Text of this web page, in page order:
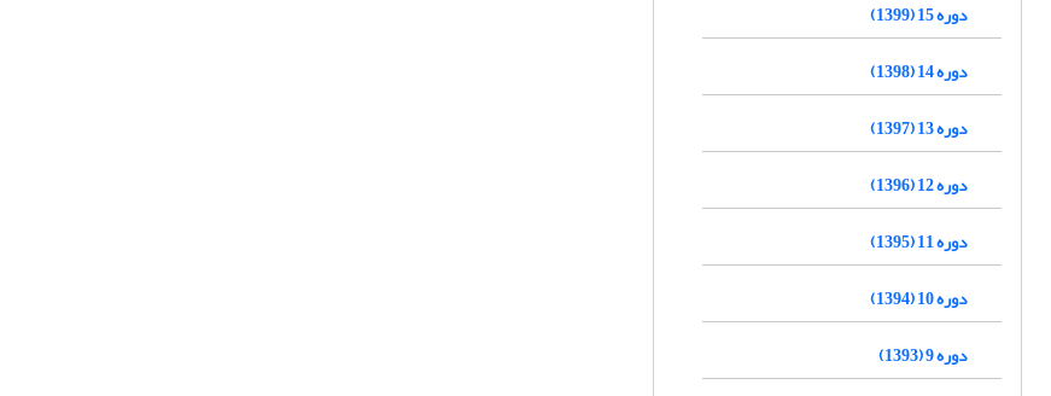
دوره 15 (1399)
دوره 14 (1398)
دوره 13 (1397)
دوره 12 (1396)
دوره 11 (1395)
دوره 10 (1394)
دوره 9 (1393)